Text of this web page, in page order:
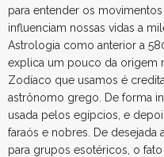
para entender os
influenciam nossas vidas a
Astrologia como anterior a
explica um pouco da origem
Zodíaco que usamos é
astrônomo grego. De forma
usada pelos egípcios, e
faraós e nobres. De desejada
para grupos esotéricos, o